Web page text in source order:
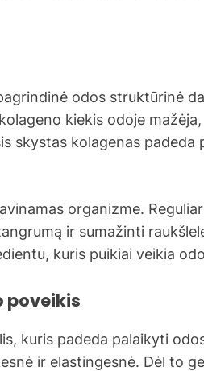
odos struktūrinė
kiekis odoje
skystas kolagenas padeda
organizme.
ir sumažinti
kuris puikiai veikia
poveikis
kuris padeda palaikyti
ir elastingesnė. Dėl to